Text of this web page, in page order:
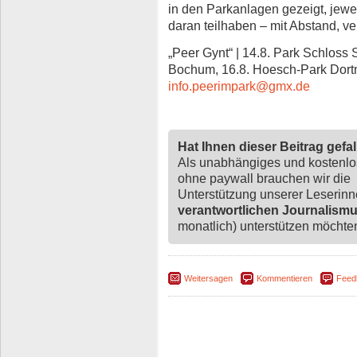
in den Parkanlagen gezeigt,
daran teilhaben – mit Abstand,
„Peer Gynt“ | 14.8. Park
Bochum, 16.8. Hoesch-Park
info.peerimpark@gmx.de
Hat Ihnen dieser Beitrag
Als unabhängiges und
ohne paywall brauchen wir die
Unterstützung unserer
verantwortlichen
monatlich) unterstützen
Weitersagen Kommentieren